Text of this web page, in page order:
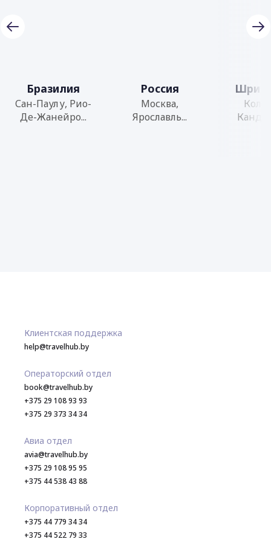
Бразилия
Сан-Паулу, Рио-
Де-Жанейро...
Россия
Москва,
Ярославль...
Шри
Клиентская поддержка
help@travelhub.by
Операторский отдел
book@travelhub.by
+375 29 108 93 93
+375 29 373 34 34
Авиа отдел
avia@travelhub.by
+375 29 108 95 95
+375 44 538 43 88
Корпоративный отдел
+375 44 779 34 34
+375 44 522 79 33